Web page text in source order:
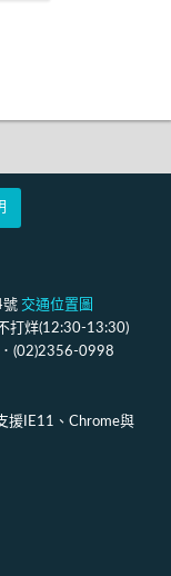
號 交通位置圖
打烊(12:30-13:30)
．(02)2356-0998
IE11、Chrome與